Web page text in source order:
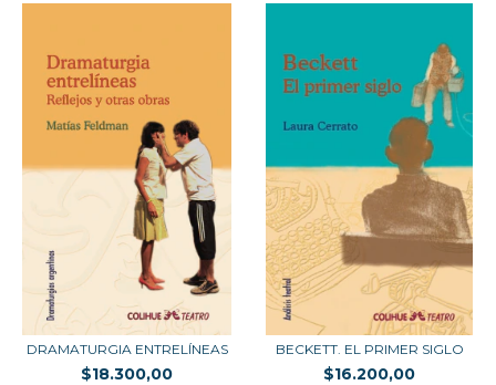
DRAMATURGIA ENTRELÍNEAS
$18.300,00
BECKETT. EL PRIMER SIGLO
$16.200,00